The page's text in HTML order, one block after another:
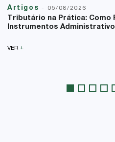
Artigos - 05/08/2026
Tributário na Prática: Como
Instrumentos
VER +